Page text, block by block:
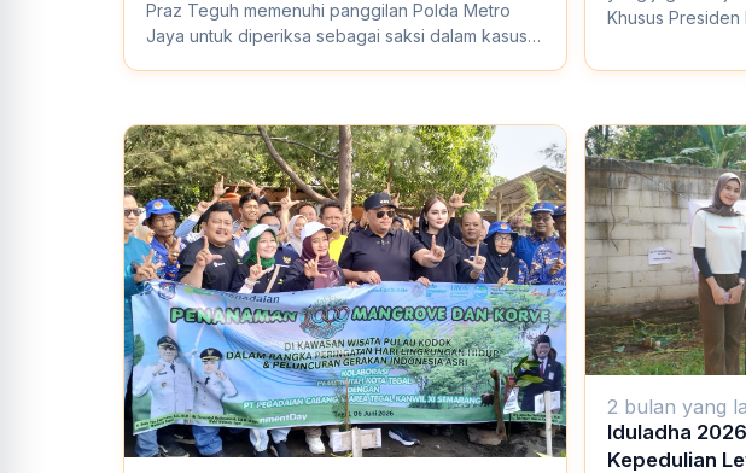
Praz Teguh memenuhi panggilan Polda Metro
Jaya untuk diperiksa sebagai saksi dalam kasus
Khusus Presiden
2 bulan yang
Iduladha
Kepedulian